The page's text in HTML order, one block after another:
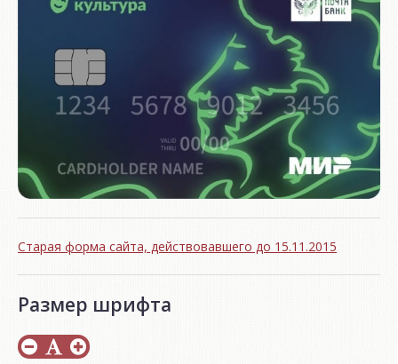
Старая форма сайта, действовавшего до 15.11.2015
Размер шрифта